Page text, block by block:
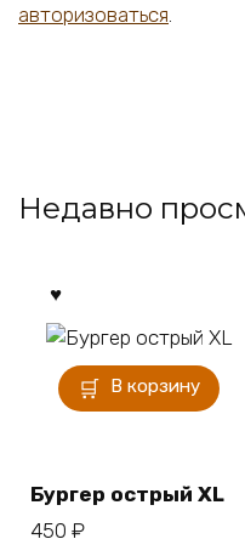
авторизоваться
Недавно
В корзину
Бургер острый XL
450 ₽